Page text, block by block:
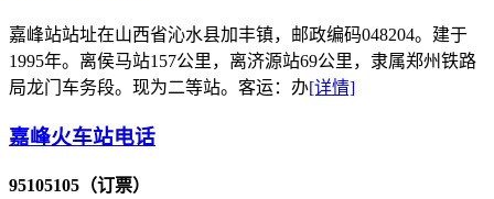
嘉峰站站址在山西省沁水县加丰镇，邮政编码048204。建于
1995年。离侯马站157公里，离济源站69公里，隶属郑州铁路
局龙门车务段。现为二等站。客运：办[详情]
嘉峰火车站电话
95105105（订票）